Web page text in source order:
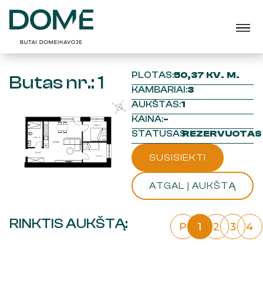
Butas nr.: 1 PLOTAS:50,37 KV. M.
KAMBARIAI:3
AUKŠTAS:1
KAINA:-
STATUSAS:REZERVUOTAS
SUSISIEKTI
ATGAL Į AUKŠTĄ
RINKTIS AUKŠTĄ: P 1 2 3 4